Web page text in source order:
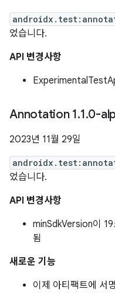
었습니다.
API 변경사항
Annotation 1.1.0-
2023년 11월 29일
었습니다.
API 변경사항
minSdkVersion이
됨
새로운 기능
이제 아티팩트에 서